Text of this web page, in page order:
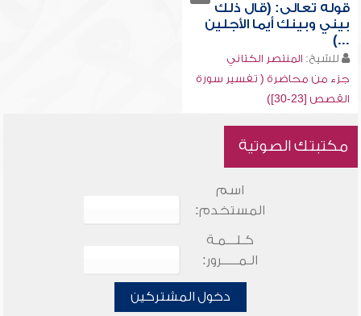
قوله تعالى: (قال ذلك
بيني وبينك أيما الأجلين
...)
للشيخ: المنتصر الكتاني
جزء من محاضرة ( تفسير سورة
القصص [23-30])
مكتبتك الصوتية
اسم
المستخدم:
كـلـــمـة
الـمـــــرور:
دخول المشتركين